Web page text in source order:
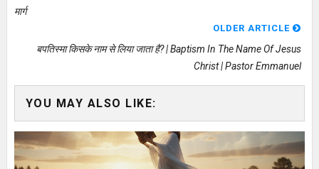
मार्ग
OLDER ARTICLE
बपतिस्मा किसके नाम से लिया जाता है? | Baptism In The Name Of Jesus
Christ | Pastor Emmanuel
YOU MAY ALSO LIKE: